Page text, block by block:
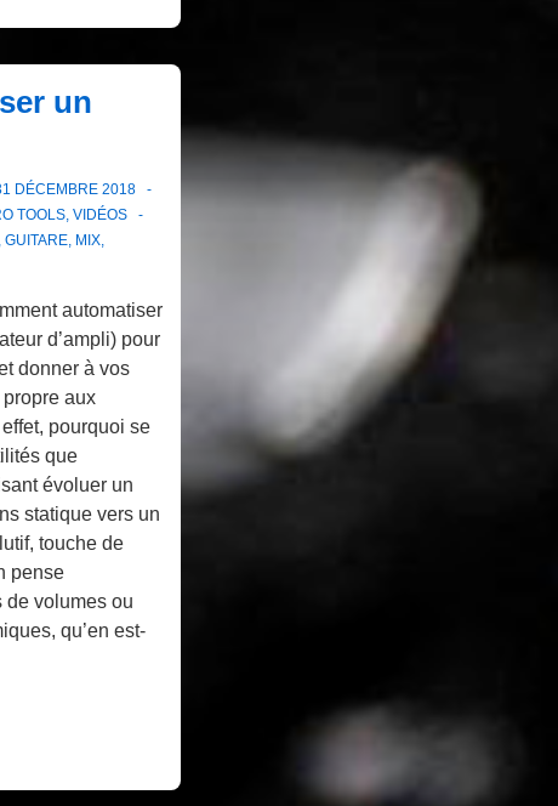
un
DÉCEMBRE 2018
TOOLS, VIDÉOS
, GUITARE, MIX,
automatiser
d’ampli) pour
donner à vos
aux
pourquoi se
que
évoluer un
statique vers un
touche de
pense
de volumes ou
qu’en est-